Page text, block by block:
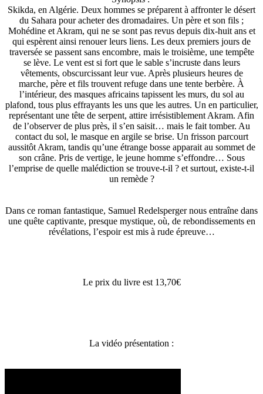
Skikda, en Algérie. Deux hommes se préparent à affronter le désert
du Sahara pour acheter des dromadaires. Un père et son fils ;
Mohédine et Akram, qui ne se sont pas revus depuis dix-huit ans et
qui espèrent ainsi renouer leurs liens. Les deux premiers jours de
traversée se passent sans encombre, mais le troisième, une tempête
se lève. Le vent est si fort que le sable s’incruste dans leurs
vêtements, obscurcissant leur vue. Après plusieurs heures de
marche, père et fils trouvent refuge dans une tente berbère. À
l’intérieur, des masques africains tapissent les murs, du sol au
plafond, tous plus effrayants les uns que les autres. Un en particulier,
représentant une tête de serpent, attire irrésistiblement Akram. Afin
de l’observer de plus près, il s’en saisit… mais le fait tomber. Au
contact du sol, le masque en argile se brise. Un frisson parcourt
aussitôt Akram, tandis qu’une étrange bosse apparait au sommet de
son crâne. Pris de vertige, le jeune homme s’effondre… Sous
l’emprise de quelle malédiction se trouve-t-il ? et surtout, existe-t-il
un remède ?
Dans ce roman fantastique, Samuel Redelsperger nous entraîne dans
une quête captivante, presque mystique, où, de rebondissements en
révélations, l’espoir est mis à rude épreuve…
Le prix du livre est 13,70€
La vidéo présentation :